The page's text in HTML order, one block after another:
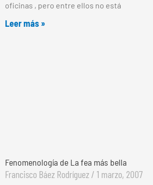
oficinas , pero entre ellos no está
Leer más »
Fenomenología de La fea más bella
Francisco Báez Rodríguez 1 marzo, 2007